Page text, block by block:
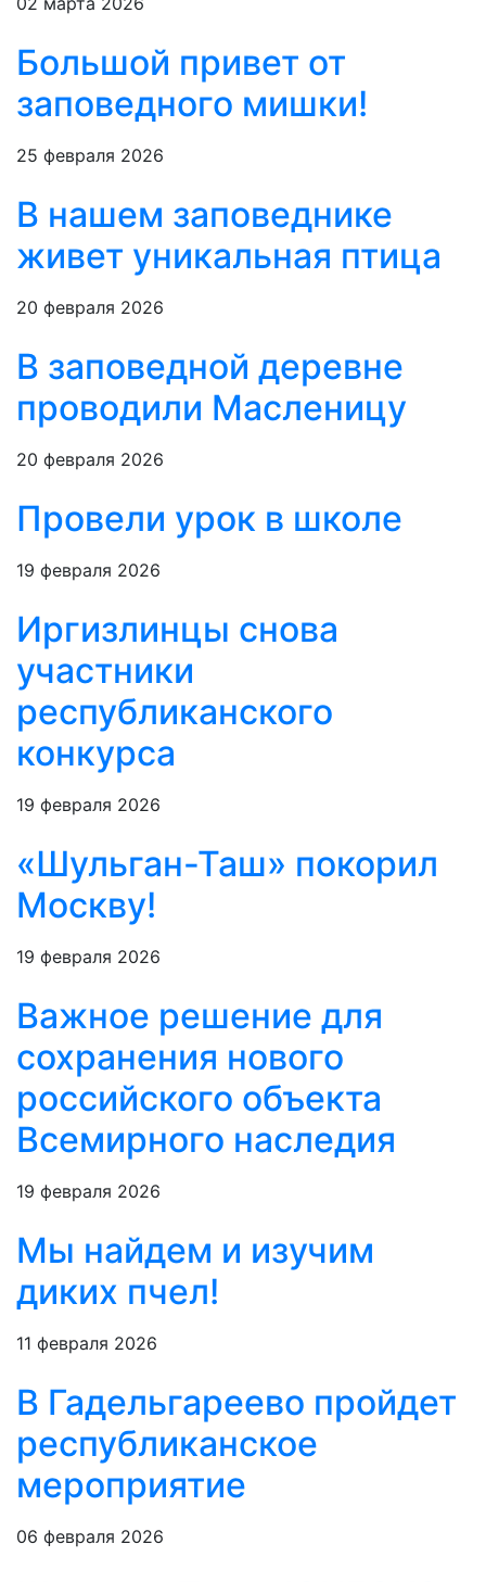
Большой привет от
заповедного мишки!
25 февраля 2026
В нашем заповеднике
живет уникальная птица
20 февраля 2026
В заповедной деревне
проводили Масленицу
20 февраля 2026
Провели урок в школе
19 февраля 2026
Иргизлинцы снова
участники
республиканского
конкурса
19 февраля 2026
«Шульган-Таш» покорил
Москву!
19 февраля 2026
Важное решение для
сохранения нового
российского объекта
Всемирного наследия
19 февраля 2026
Мы найдем и изучим
диких пчел!
11 февраля 2026
В Гадельгареево пройдет
республиканское
мероприятие
06 февраля 2026